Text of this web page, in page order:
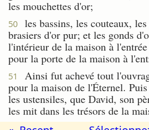
les mouchettes d'or;
50
les bassins, les couteaux,
brasiers d'or pur; et les gonds
l'intérieur de la maison à
pour la porte de la maison à
51
Ainsi fut achevé tout
pour la maison de l'Éternel.
les ustensiles, que David, son
les mit dans les trésors de la